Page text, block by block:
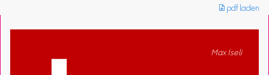
︎ pdf laden
Max Iseli